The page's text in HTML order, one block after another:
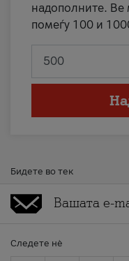
надополните. Ве
помеѓу 100 и
Бидете во тек
Следете нè